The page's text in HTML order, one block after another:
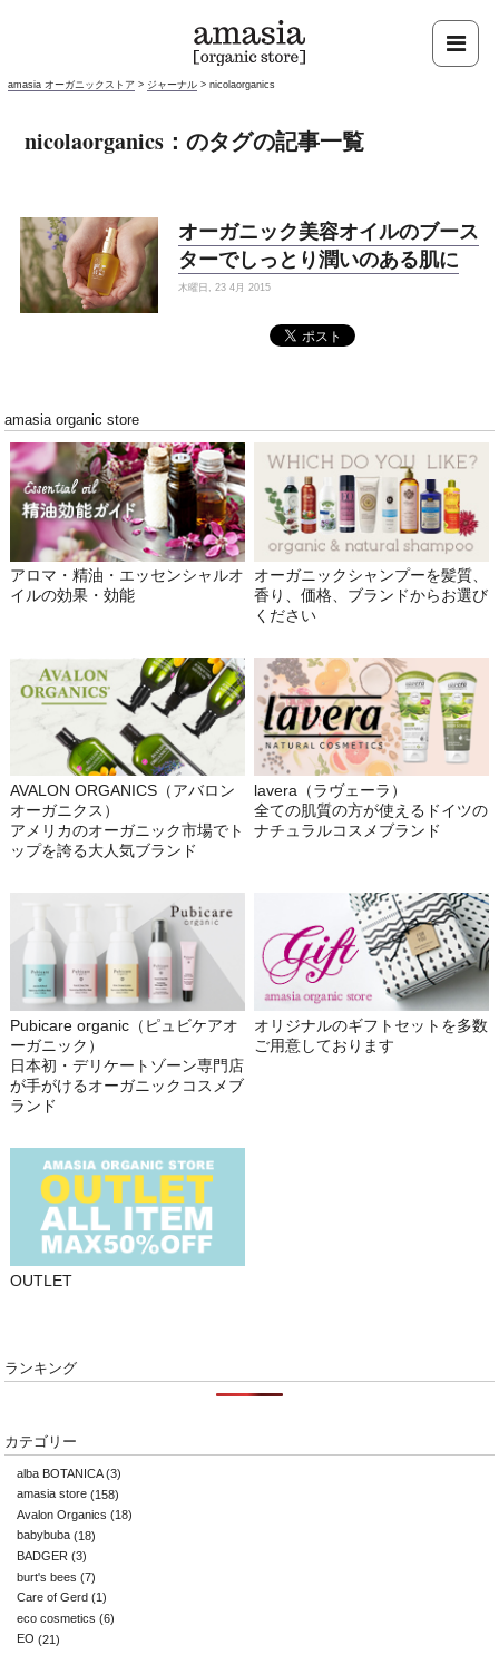
amasia オーガニックストア > ジャーナル >nicolaorganics
nicolaorganics：のタグの記事一覧
オーガニック美容オイルのブース
ターでしっとり潤いのある肌に
木曜日, 23 4月 2015
amasia organic store
アロマ・精油・エッセンシャルオ
イルの効果・効能
オーガニックシャンプーを髪質、
香り、価格、ブランドからお選び
ください
AVALON ORGANICS（アバロン
オーガニクス）
アメリカのオーガニック市場でト
ップを誇る大人気ブランド
lavera（ラヴェーラ）
全ての肌質の方が使えるドイツの
ナチュラルコスメブランド
Pubicare organic（ピュビケアオ
ーガニック）
日本初・デリケートゾーン専門店
が手がけるオーガニックコスメブ
ランド
オリジナルのギフトセットを多数
ご用意しております
OUTLET
ランキング
カテゴリー
alba BOTANICA(3)
amasia store (158)
Avalon Organics (18)
babybuba (18)
BADGER (3)
burt's bees (7)
Care of Gerd (1)
eco cosmetics (6)
EO (21)